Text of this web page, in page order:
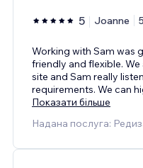
5 Joanne
Working with Sam was
friendly and flexible.
site and Sam really
requirements. We can
Показати більше
Надана послуга: